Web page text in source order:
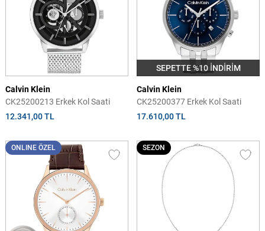
Calvin Klein
CK25200213 Erkek Kol Saati
12.341,00 TL
SEPETTE %10 İNDİRİM
Calvin Klein
CK25200377 Erkek Kol Saati
17.610,00 TL
ONLINE ÖZEL SEZON